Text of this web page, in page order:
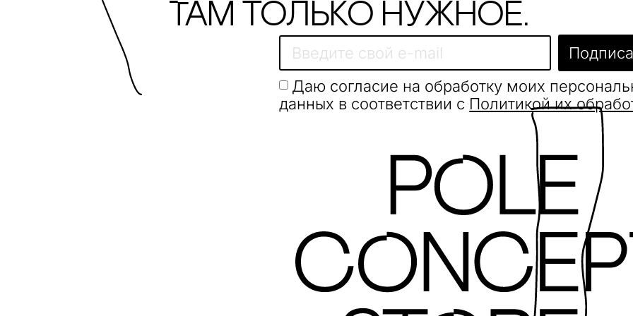
sonono
SP CANDLE
Там только нужное.
Даю согласие на обработку моих
данных в соответствии с Политикой их